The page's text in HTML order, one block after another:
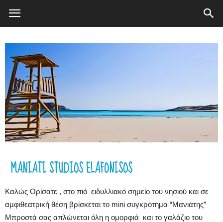
Elafonisos.Gr
MANIATI STUDIOS ELAFONISOS
Καλώς Ορίσατε , στο πιό ειδυλλιακό σημείο του νησιού και σε
αμφιθεατρική θέση βρίσκεται το mini συγκρότημα “Μανιάτης”
Μπροστά σας απλώνεται όλη η ομορφιά και το γαλάζιο του